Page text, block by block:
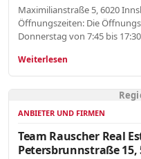
Maximilianstraße 5, 6020
Öffnungszeiten: Die
Donnerstag von 7:45 bis
Weiterlesen
ANBIETER UND FIRMEN
Team Rauscher Real
Petersbrunnstraße 15,